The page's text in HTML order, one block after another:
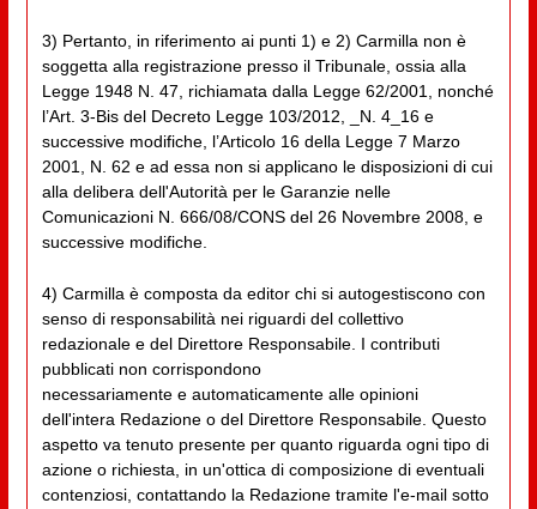
3) Pertanto, in riferimento ai punti 1) e 2) Carmilla non è
soggetta alla registrazione presso il Tribunale, ossia alla
Legge 1948 N. 47, richiamata dalla Legge 62/2001, nonché
l’Art. 3-Bis del Decreto Legge 103/2012, _N. 4_16 e
successive modifiche, l’Articolo 16 della Legge 7 Marzo
2001, N. 62 e ad essa non si applicano le disposizioni di cui
alla delibera dell'Autorità per le Garanzie nelle
Comunicazioni N. 666/08/CONS del 26 Novembre 2008, e
successive modifiche.
4) Carmilla è composta da editor chi si autogestiscono con
senso di responsabilità nei riguardi del collettivo
redazionale e del Direttore Responsabile. I contributi
pubblicati non corrispondono
necessariamente e automaticamente alle opinioni
dell'intera Redazione o del Direttore Responsabile. Questo
aspetto va tenuto presente per quanto riguarda ogni tipo di
azione o richiesta, in un'ottica di composizione di eventuali
contenziosi, contattando la Redazione tramite l'e-mail sotto